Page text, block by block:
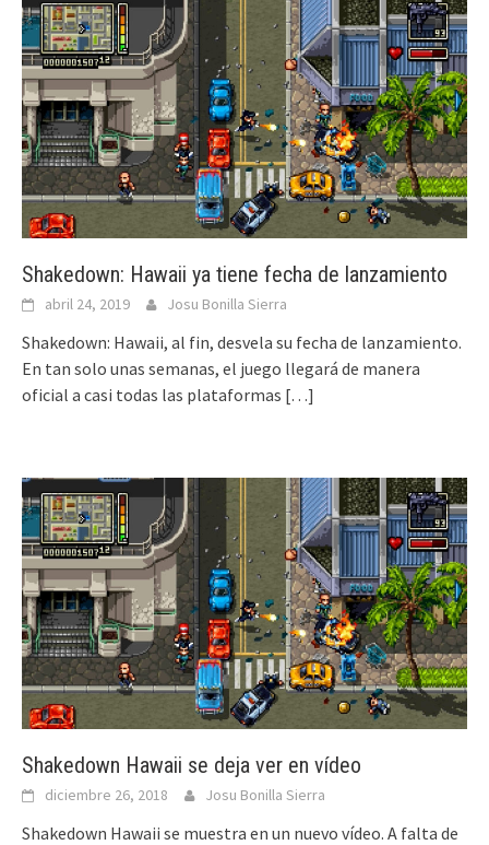
Shakedown: Hawaii ya tiene fecha de lanzamiento
abril 24, 2019 Josu Bonilla Sierra
Shakedown: Hawaii, al fin, desvela su fecha de lanzamiento.
En tan solo unas semanas, el juego llegará de manera
oficial a casi todas las plataformas […]
Shakedown Hawaii se deja ver en vídeo
diciembre 26, 2018 Josu Bonilla Sierra
Shakedown Hawaii se muestra en un nuevo vídeo. A falta de